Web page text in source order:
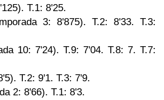
T.1: 8'25.
3: 8'875). T.2: 8'33. T.3:
10: 7'24). T.9: 7'04. T.8: 7. T.7:
T.2: 9'1. T.3: 7'9.
2: 8'66). T.1: 8'3.